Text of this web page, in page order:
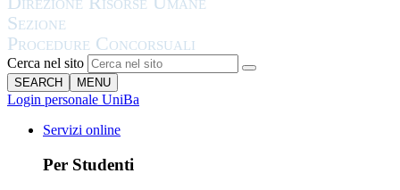
Cerca nel sito
SEARCH MENU
Login personale UniBa
Servizi online
Per Studenti